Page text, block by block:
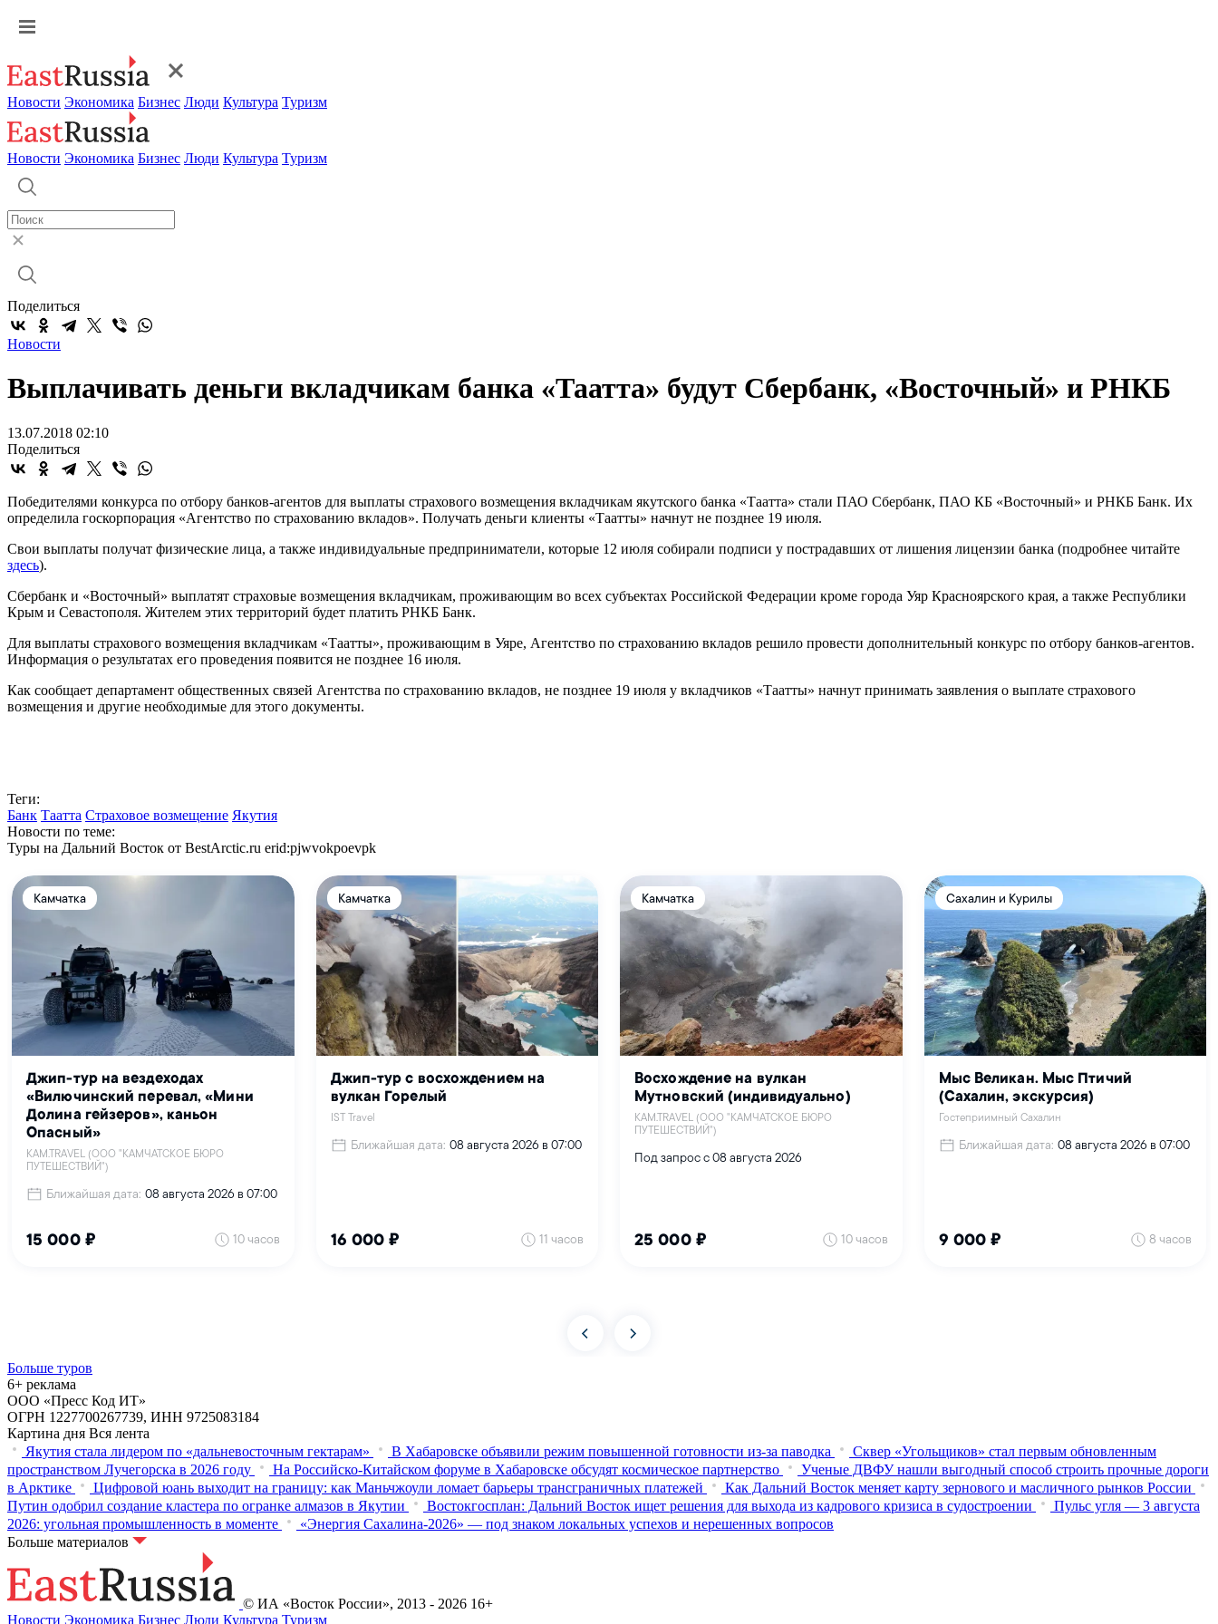
Новости Экономика Бизнес Люди Культура Туризм
Новости Экономика Бизнес Люди Культура Туризм
Поделиться
Новости
Выплачивать деньги вкладчикам банка «Таатта» будут Сбербанк, «Восточный» и РНКБ
13.07.2018 02:10
Поделиться
Победителями конкурса по отбору банков-агентов для выплаты страхового возмещения вкладчикам якутского банка «Таатта» стали ПАО Сбербанк, ПАО КБ «Восточный» и РНКБ Банк. Их
определила госкорпорация «Агентство по страхованию вкладов». Получать деньги клиенты «Таатты» начнут не позднее 19 июля.
Свои выплаты получат физические лица, а также индивидуальные предприниматели, которые 12 июля собирали подписи у пострадавших от лишения лицензии банка (подробнее читайте
здесь).
Сбербанк и «Восточный» выплатят страховые возмещения вкладчикам, проживающим во всех субъектах Российской Федерации кроме города Уяр Красноярского края, а также Республики
Крым и Севастополя. Жителем этих территорий будет платить РНКБ Банк.
Для выплаты страхового возмещения вкладчикам «Таатты», проживающим в Уяре, Агентство по страхованию вкладов решило провести дополнительный конкурс по отбору банков-агентов.
Информация о результатах его проведения появится не позднее 16 июля.
Как сообщает департамент общественных связей Агентства по страхованию вкладов, не позднее 19 июля у вкладчиков «Таатты» начнут принимать заявления о выплате страхового
возмещения и другие необходимые для этого документы.
Теги:
Банк Таатта Страховое возмещение Якутия
Новости по теме:
Туры на Дальний Восток от BestArctic.ru erid:pjwvokpoevpk
Больше туров
6+ реклама
ООО «Пресс Код ИТ»
ОГРН 1227700267739, ИНН 9725083184
Картина дня Вся лента
Якутия стала лидером по «дальневосточным гектарам»
В Хабаровске объявили режим повышенной готовности из‑за паводка
Сквер «Угольщиков» стал первым обновленным
пространством Лучегорска в 2026 году
На Российско-Китайском форуме в Хабаровске обсудят космическое партнерство
Ученые ДВФУ нашли выгодный способ строить прочные дороги
в Арктике
Цифровой юань выходит на границу: как Маньчжоули ломает барьеры трансграничных платежей
Как Дальний Восток меняет карту зернового и масличного рынков России
Путин одобрил создание кластера по огранке алмазов в Якутии
Востокгосплан: Дальний Восток ищет решения для выхода из кадрового кризиса в судостроении
Пульс угля — 3 августа
2026: угольная промышленность в моменте
«Энергия Сахалина-2026» — под знаком локальных успехов и нерешенных вопросов
Больше материалов
© ИА «Восток России», 2013 - 2026 16+
Новости Экономика Бизнес Люди Культура Туризм